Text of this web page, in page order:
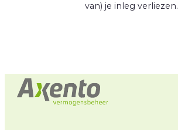
van) je inleg verliezen.